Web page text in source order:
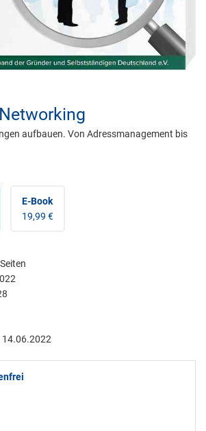
aufbauen. Von Adressmanagement bis
E-Book
19,99 €
Seiten
14.06.2022